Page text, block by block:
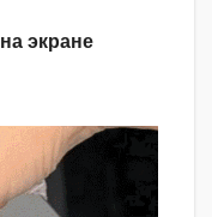
экране